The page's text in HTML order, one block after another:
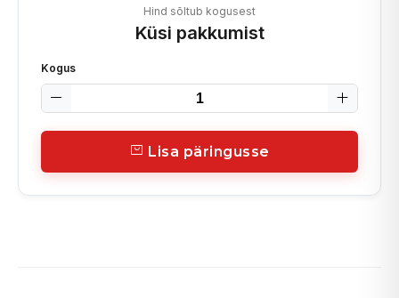
Hind sõltub kogusest
Küsi pakkumist
Kogus
Lisa päringusse